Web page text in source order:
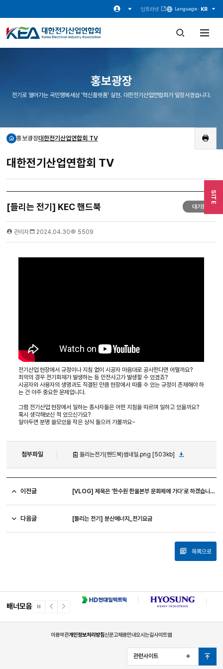
SITE
인트라넷 Language · KR
검
전
홍보광장
전기로 열어가는 국민행복세상 '혁신플랫폼' 실현. 대한전기산업연합회가 앞장서겠습니다.
홈홍보광장대한전기산업연합회 TV
인
쇄
대한전기산업연합회 TV
[들리는 전기] KEC 핸드북 대기중
관리자 2024.04.30 5509
전기산업 현장에서 규정이나 지침 없이 시공자 마음대로 공사한다면 어떨까요?
최악의 경우 전기화재가 발생하는 등 안전사고가 발생할 수 있겠죠?
시공자와 사용자의 생명과도 직결된 만큼 현장에서 따를 수 있는 규정이 존재해야 하
는 건 아주 중요한 문제입니다.
그럼 전기산업 현장에서 일하는 종사자들은 어떤 지침을 따르며 일하고 있을까요?
혹시 생각해보신 적 있으신가요?
알아두면 분명 쓸모있을 작은 상식 들으러 가볼까요~
첨부파일 들리는전기(핸드북)썸네일.png [503kb]
이전글 [VLOG] 제목은 ‘한수원 한울본부 문화제에 가다’로 하겠습니다. 근데.. 이제.. ESG를 곁들인!
다음글 [들리는 전기] 분산에너지_전기요금
목록으로
배너모음
일
이
너
다
너
이용약관개인정보처리방침신문고채용안내오시는길사이트맵
관련사이트
열
기
맨
위